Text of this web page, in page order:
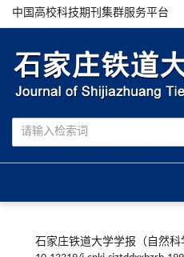
中国高校科技期刊集群服务平台
石家庄铁道大学学报（自然科